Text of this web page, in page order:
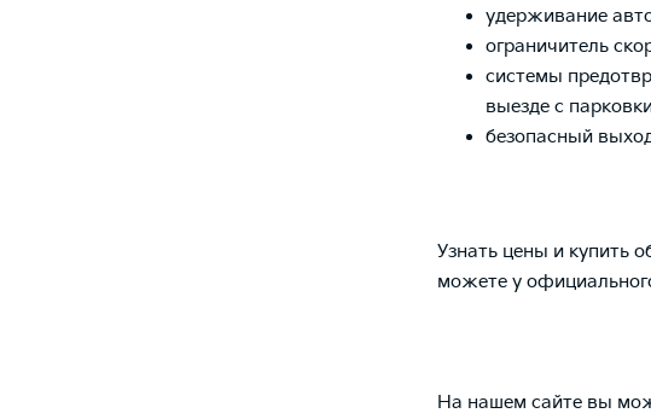
удерживание
ограничитель
системы
выезде с
безопасный
Узнать цены и купить
можете у
На нашем сайте вы